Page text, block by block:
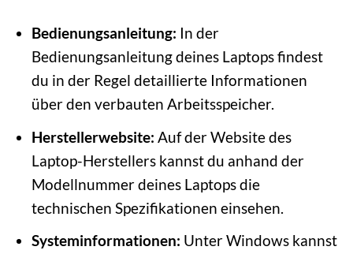
Bedienungsanleitung: In der
Bedienungsanleitung deines Laptops findest
du in der Regel detaillierte Informationen
über den verbauten Arbeitsspeicher.
Herstellerwebsite: Auf der Website des
Laptop-Herstellers kannst du anhand der
Modellnummer deines Laptops die
technischen Spezifikationen einsehen.
Systeminformationen: Unter Windows kannst